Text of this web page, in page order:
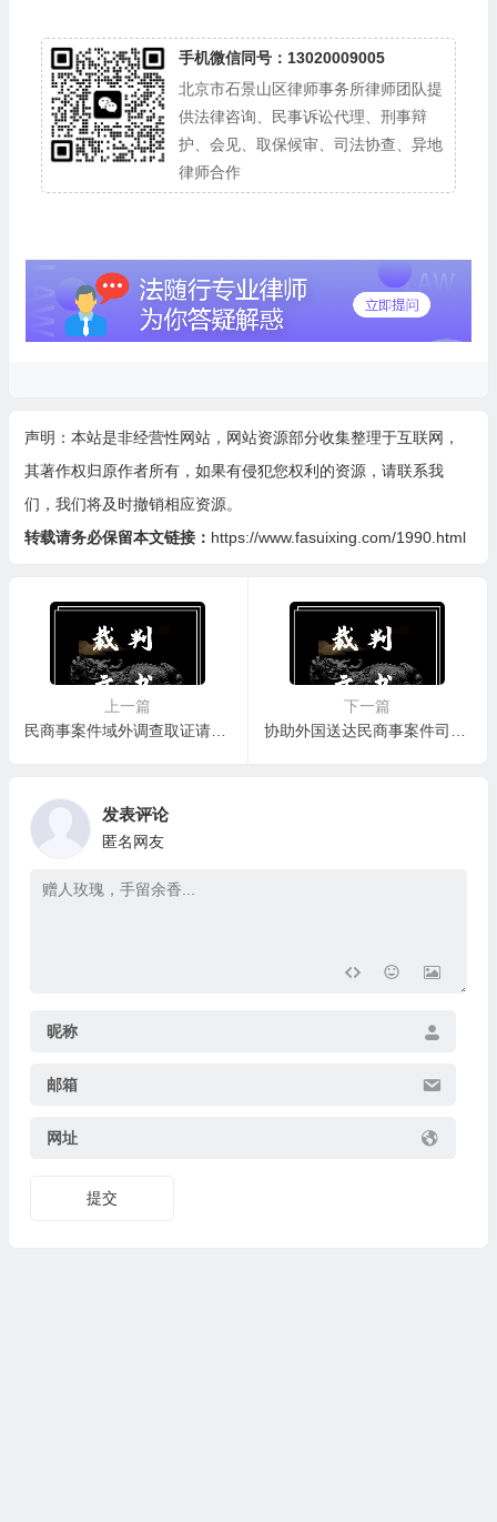
手机微信同号：13020009005
北京市石景山区律师事务所律师团队提
供法律咨询、民事诉讼代理、刑事辩
护、会见、取保候审、司法协查、异地
律师合作
声明：本站是非经营性网站，网站资源部分收集整理于互联网，
其著作权归原作者所有，如果有侵犯您权利的资源，请联系我
们，我们将及时撤销相应资源。
转载请务必保留本文链接： https://www.fasuixing.com/1990.html
上一篇
民商事案件域外调查取证请求转递函(供地方各级人民法院依据海牙取证公约委托外国调查取证，高级人民法院向最高人民法院国际合作局转递请求书用)
下一篇
协助外国送达民商事案件司法文书/司法外文书转递函(供最高人民法院国际合作局向高级人民法院转递需予送达的司法文书/司法外文书用)
发表评论
匿名网友
昵称
邮箱
网址
提交